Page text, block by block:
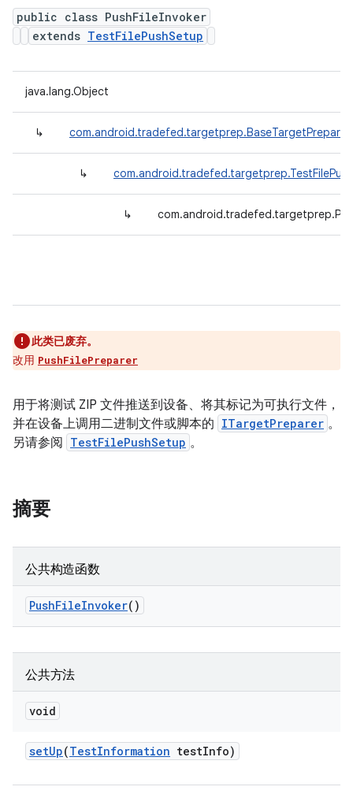
public class PushFileInvoker
extends TestFilePushSetup
java.lang.Object
↳ com.android.tradefed.targetprep.BaseTargetPreparer
↳
↳
此类已废弃。
改用 PushFilePreparer
用于将测试 ZIP 文件推送到设备、将其标记为可执行文件，
并在设备上调用二进制文件或脚本的 ITargetPreparer 。
另请参阅
TestFilePushSetup 。
摘要
公共构造函数
PushFileInvoker()
公共方法
void
setUp(TestInformation testInfo)